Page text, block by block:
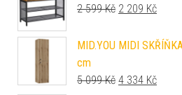
2 599Kč Původní cena
2 209 Kč
MID.YOU MIDI
cm
5 099Kč Původní cena
4 334 Kč